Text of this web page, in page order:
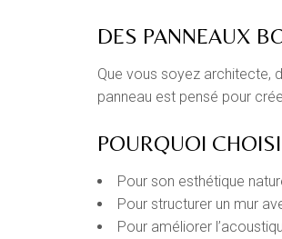
DES PANNEAUX
Que vous soyez architecte,
panneau est pensé pour
POURQUOI
Pour son esthétique
Pour structurer un mur
Pour améliorer